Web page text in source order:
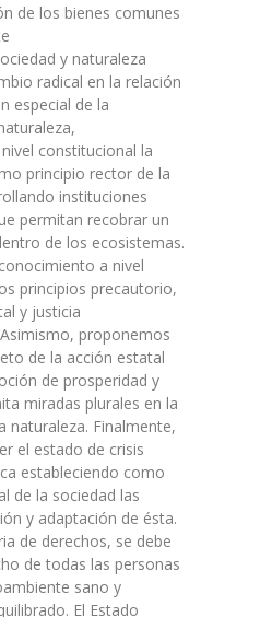
de los bienes comunes
y naturaleza
radical en la relación
especial de la
constitucional la
principio rector de la
instituciones
permitan recobrar un
de los ecosistemas.
a nivel
principios precautorio,
y justicia
proponemos
de la acción estatal
de prosperidad y
miradas plurales en la
naturaleza. Finalmente,
el estado de crisis
estableciendo como
de la sociedad las
y adaptación de ésta.
de derechos, se debe
de todas las personas
sano y
El Estado